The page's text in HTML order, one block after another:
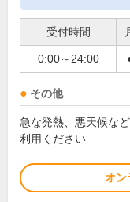
受付時間
0:00～24:00
その他
急な発熱、悪天候な
利用ください
オン